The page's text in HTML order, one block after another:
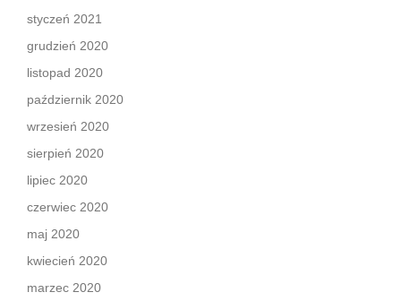
styczeń 2021
grudzień 2020
listopad 2020
październik 2020
wrzesień 2020
sierpień 2020
lipiec 2020
czerwiec 2020
maj 2020
kwiecień 2020
marzec 2020